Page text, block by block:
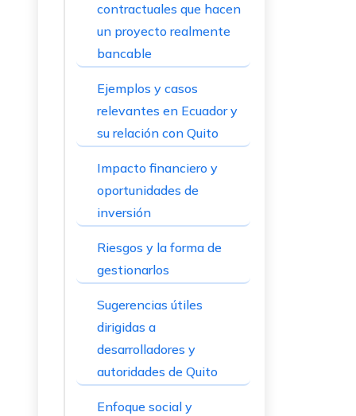
contractuales que hacen
un proyecto realmente
bancable
Ejemplos y casos
relevantes en Ecuador y
su relación con Quito
Impacto financiero y
oportunidades de
inversión
Riesgos y la forma de
gestionarlos
Sugerencias útiles
dirigidas a
desarrolladores y
autoridades de Quito
Enfoque social y